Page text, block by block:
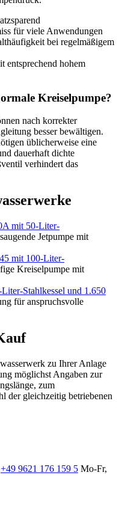
für viele Anwendungen
bei regelmäßigem
entsprechend hohem
Kreiselpumpe?
nach korrekter
besser bewältigen.
üblicherweise eine
dauerhaft dichte
verhindert das
mit 50-Liter-
Jetpumpe mit
mit 100-Liter-
Kreiselpumpe mit
Stahlkessel und 1.650
für anspruchsvolle
zu Ihrer Anlage
möglichst Angaben zur
zum
der gleichzeitig betriebenen
+49 9621 176 159 5 Mo-Fr,